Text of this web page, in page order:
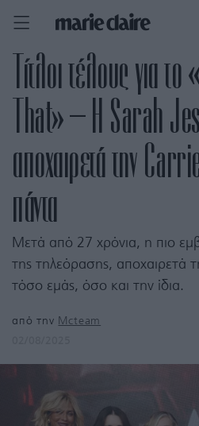
Τίτλοι τέλους για
That» – Η Sarah
αποχαιρετά την
πάντα
Μετά από 27 χρόνια, η πιο
της τηλεόρασης, αποχαιρετά
τόσο εμάς, όσο και την ίδια.
από την Mcteam